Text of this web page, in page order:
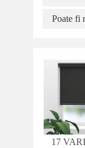
Poate fi
17